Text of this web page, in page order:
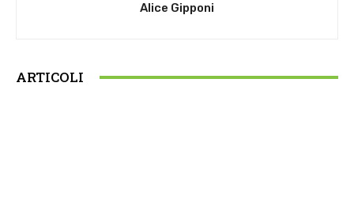
Alice Gipponi
ARTICOLI